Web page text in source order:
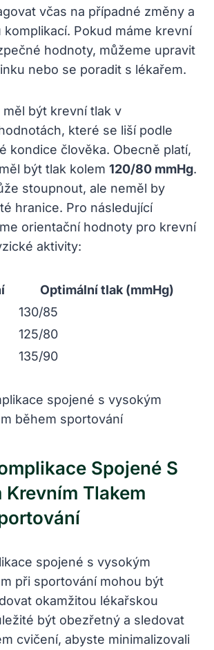
včas na případné změny a
komplikací. Pokud máme krevní
hodnoty, můžeme upravit
nebo se poradit s lékařem.
měl být krevní tlak v
které se liší podle
kondice člověka. Obecně platí,
být tlak kolem 120/80 mmHg.
stoupnout, ale neměl by
hranice. Pro následující
orientační hodnoty pro krevní
aktivity:
Optimální tlak (mmHg)
130/85
125/80
135/90
Spojené S
Tlakem
spojené s vysokým
při sportování mohou být
okamžitou lékařskou
být obezřetný a sledovat
cvičení, abyste minimalizovali